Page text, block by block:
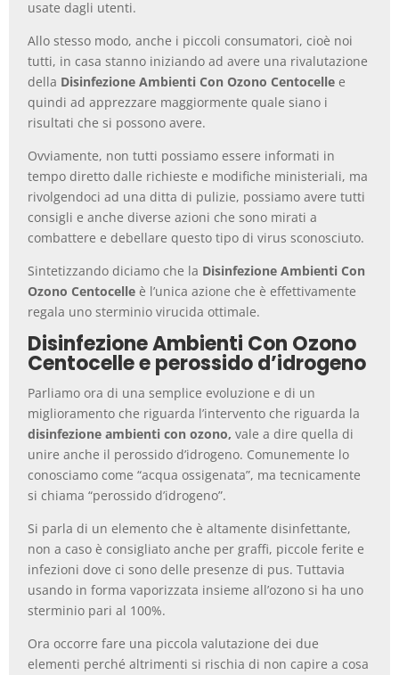
usate dagli utenti.
Allo stesso modo, anche i piccoli consumatori, cioè noi
tutti, in casa stanno iniziando ad avere una rivalutazione
della Disinfezione Ambienti Con Ozono Centocelle e
quindi ad apprezzare maggiormente quale siano i
risultati che si possono avere.
Ovviamente, non tutti possiamo essere informati in
tempo diretto dalle richieste e modifiche ministeriali, ma
rivolgendoci ad una ditta di pulizie, possiamo avere tutti
consigli e anche diverse azioni che sono mirati a
combattere e debellare questo tipo di virus sconosciuto.
Sintetizzando diciamo che la Disinfezione Ambienti Con
Ozono Centocelle è l’unica azione che è effettivamente
regala uno sterminio virucida ottimale.
Disinfezione Ambienti Con Ozono
Centocelle e perossido d’idrogeno
Parliamo ora di una semplice evoluzione e di un
miglioramento che riguarda l’intervento che riguarda la
disinfezione ambienti con ozono,vale a dire quella di
unire anche il perossido d’idrogeno. Comunemente lo
conosciamo come “acqua ossigenata”, ma tecnicamente
si chiama “perossido d’idrogeno”.
Si parla di un elemento che è altamente disinfettante,
non a caso è consigliato anche per graffi, piccole ferite e
infezioni dove ci sono delle presenze di pus. Tuttavia
usando in forma vaporizzata insieme all’ozono si ha uno
sterminio pari al 100%.
Ora occorre fare una piccola valutazione dei due
elementi perché altrimenti si rischia di non capire a cosa